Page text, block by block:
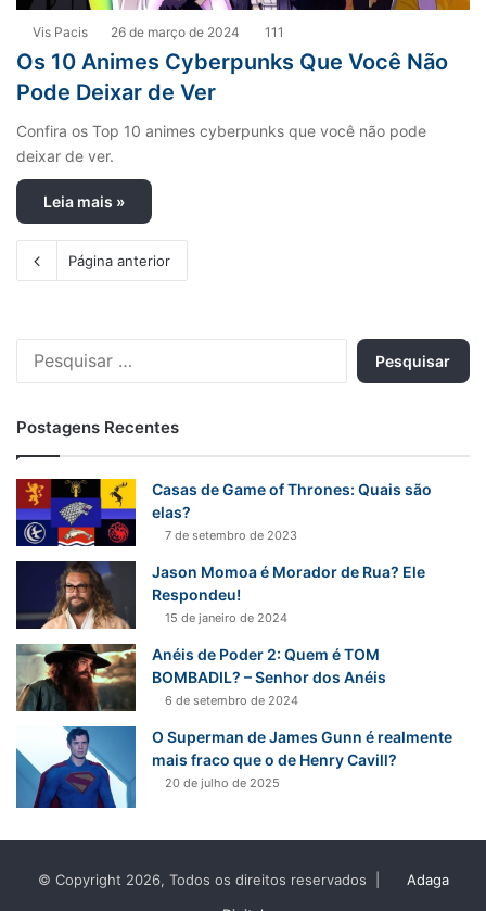
Vis Pacis 26 de março de 2024 111
Os 10 Animes Cyberpunks Que Você Não
Pode Deixar de Ver
Confira os Top 10 animes cyberpunks que você não pode
deixar de ver.
Leia mais »
Página anterior
s
o
Postagens Recentes
Casas de Game of Thrones: Quais são
elas?
7 de setembro de 2023
Jason Momoa é Morador de Rua? Ele
Respondeu!
15 de janeiro de 2024
Anéis de Poder 2: Quem é TOM
BOMBADIL? – Senhor dos Anéis
6 de setembro de 2024
O Superman de James Gunn é realmente
mais fraco que o de Henry Cavill?
20 de julho de 2025
© Copyright 2026, Todos os direitos reservados |
Adaga